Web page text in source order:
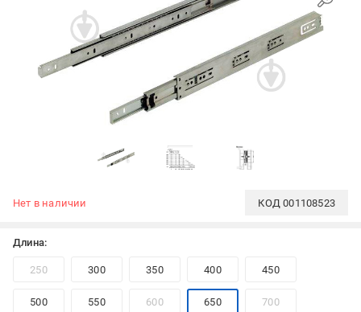
Нет в наличии КОД001108523
Длина:
250 300 350 400 450
500 550 600 650 700